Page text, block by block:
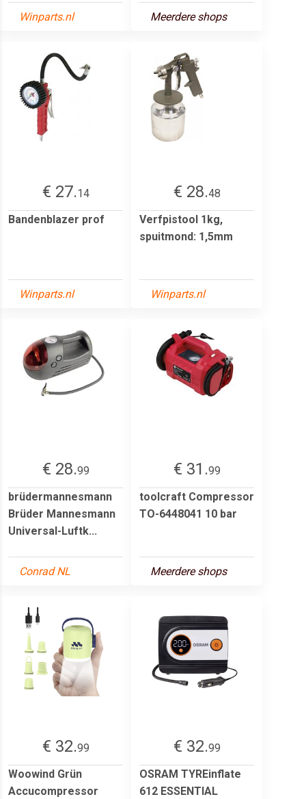
Winparts.nl
Meerdere shops
€ 27.14
Bandenblazer prof
Winparts.nl
€ 28.48
Verfpistool 1kg,
spuitmond: 1,5mm
Winparts.nl
€ 28.99
brüdermannesmann
Brüder Mannesmann
Universal-Luftk...
Conrad NL
€ 31.99
toolcraft Compressor
TO-6448041 10 bar
Meerdere shops
€ 32.99
Woowind Grün
Accucompressor
€ 32.99
OSRAM TYREinflate
612 ESSENTIAL